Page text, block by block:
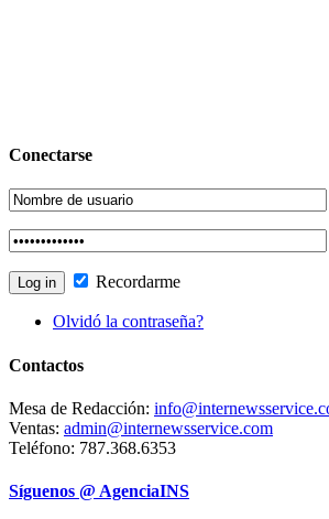
Conectarse
Recordarme
Olvidó la contraseña?
Contactos
Mesa de Redacción:
Ventas: admin@internewsservice.com
Teléfono: 787.368.6353
Síguenos @ AgenciaINS